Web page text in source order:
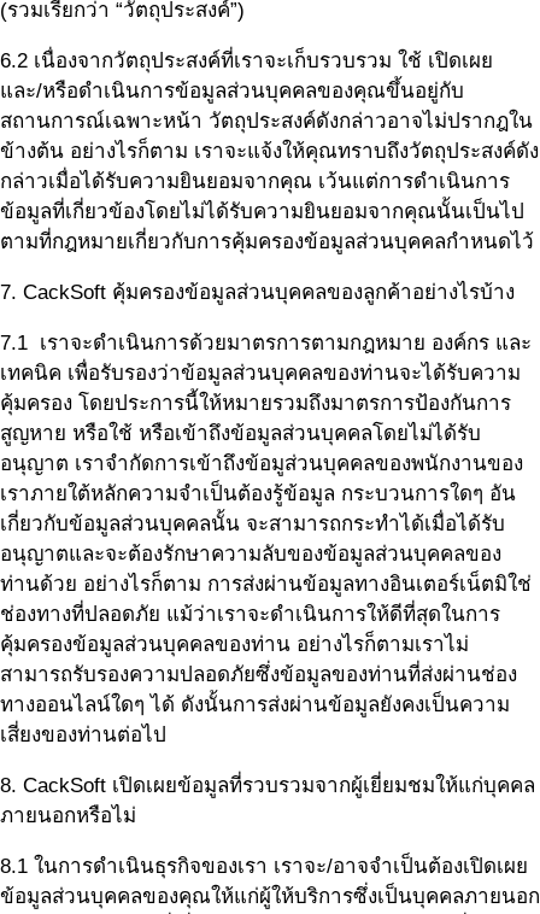
(รวมเรียกว่า “วัตถุประสงค์”)
6.2 เนื่องจากวัตถุประสงค์ที่เราจะเก็บรวบรวม ใช้ เปิดเผย
และ/หรือดำเนินการข้อมูลส่วนบุคคลของคุณขึ้นอยู่กับ
สถานการณ์เฉพาะหน้า วัตถุประสงค์ดังกล่าวอาจไม่ปรากฎใน
ข้างต้น อย่างไรก็ตาม เราจะแจ้งให้คุณทราบถึงวัตถุประสงค์ดัง
กล่าวเมื่อได้รับความยินยอมจากคุณ เว้นแต่การดำเนินการ
ข้อมูลที่เกี่ยวข้องโดยไม่ได้รับความยินยอมจากคุณนั้นเป็นไป
ตามที่กฎหมายเกี่ยวกับการคุ้มครองข้อมูลส่วนบุคคลกำหนดไว้
7. CackSoft คุ้มครองข้อมูลส่วนบุคคลของลูกค้าอย่างไรบ้าง
7.1 เราจะดำเนินการด้วยมาตรการตามกฎหมาย องค์กร และ
เทคนิค เพื่อรับรองว่าข้อมูลส่วนบุคคลของท่านจะได้รับความ
คุ้มครอง โดยประการนี้ให้หมายรวมถึงมาตรการป้องกันการ
สูญหาย หรือใช้ หรือเข้าถึงข้อมูลส่วนบุคคลโดยไม่ได้รับ
อนุญาต เราจำกัดการเข้าถึงข้อมูส่วนบุคคลของพนักงานของ
เราภายใต้หลักความจำเป็นต้องรู้ข้อมูล กระบวนการใดๆ อัน
เกี่ยวกับข้อมูลส่วนบุคคลนั้น จะสามารถกระทำได้เมื่อได้รับ
อนุญาตและจะต้องรักษาความลับของข้อมูลส่วนบุคคลของ
ท่านด้วย อย่างไรก็ตาม การส่งผ่านข้อมูลทางอินเตอร์เน็ตมิใช่
ช่องทางที่ปลอดภัย แม้ว่าเราจะดำเนินการให้ดีที่สุดในการ
คุ้มครองข้อมูลส่วนบุคคลของท่าน อย่างไรก็ตามเราไม่
สามารถรับรองความปลอดภัยซึ่งข้อมูลของท่านที่ส่งผ่านช่อง
ทางออนไลน์ใดๆ ได้ ดังนั้นการส่งผ่านข้อมูลยังคงเป็นความ
เสี่ยงของท่านต่อไป
8. CackSoft เปิดเผยข้อมูลที่รวบรวมจากผู้เยี่ยมชมให้แก่บุคคล
ภายนอกหรือไม่
8.1 ในการดำเนินธุรกิจของเรา เราจะ/อาจจำเป็นต้องเปิดเผย
ข้อมูลส่วนบุคคลของคุณให้แก่ผู้ให้บริการซึ่งเป็นบุคคลภายนอก